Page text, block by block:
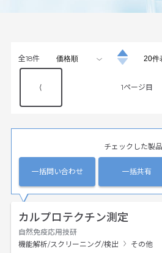
全18件
⟨ 1
チェックした製
一括問い合わせ 一括共有
カルプロテクチン測定
自然免疫応用技研
機能解析/スクリーニング/検出
その他